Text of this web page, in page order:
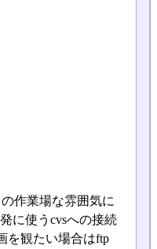
作業場な雰囲気に
に使うcvsへの接続
を観たい場合はftp